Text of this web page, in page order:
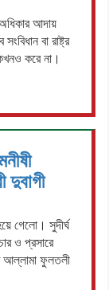
আদায়
বা রাষ্ট্র
করে না।
দুবাগী
গেলো। সুদীর্ঘ
ও প্রসারে
আল্লামা ফুলতলী